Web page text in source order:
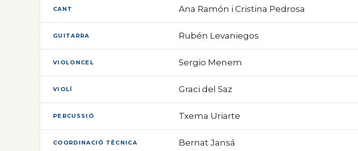
CANT Ana Ramón i Cristina Pedrosa
GUITARRA Rubén Levaniegos
VIOLONCEL Sergio Menem
VIOLÍ Graci del Saz
PERCUSSIÓ Txema Uriarte
COORDINACIÓ TÈCNICA Bernat Jansá